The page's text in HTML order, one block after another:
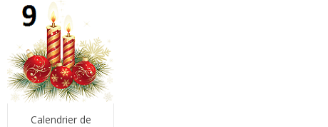
Calendrier de